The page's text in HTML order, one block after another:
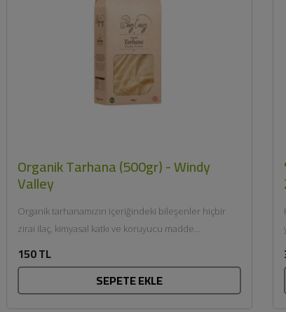
Organik Tarhana (500gr) - Windy
Valley
Organik tarhanamızın içeriğindeki bileşenler hiçbir
zirai ilaç, kimyasal katkı ve koruyucu madde
150 TL
SEPETE EKLE